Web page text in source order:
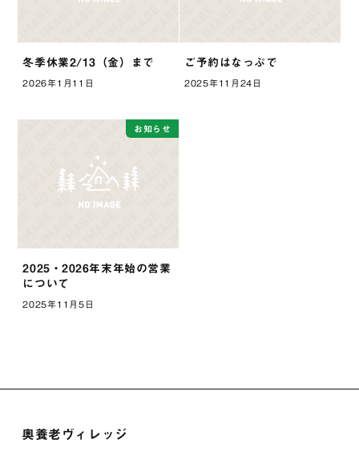
冬季休業2/13（金）まで
2026年1月11日
ご予約はなっぷで
2025年11月24日
お知らせ
2025・2026年末年始の営業
について
2025年11月5日
奥養老ヴィレッジ